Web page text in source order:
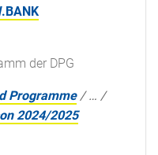
der DPG
Programme /… /
2024/2025